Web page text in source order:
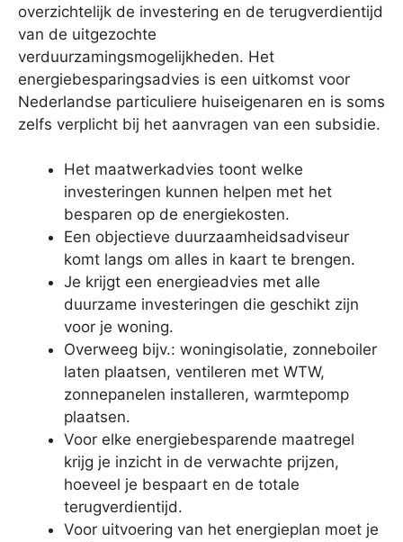
overzichtelijk de investering en de terugverdientijd
van de uitgezochte
verduurzamingsmogelijkheden. Het
energiebesparingsadvies is een uitkomst voor
Nederlandse particuliere huiseigenaren en is soms
zelfs verplicht bij het aanvragen van een subsidie.
Het maatwerkadvies toont welke
investeringen kunnen helpen met het
besparen op de energiekosten.
Een objectieve duurzaamheidsadviseur
komt langs om alles in kaart te brengen.
Je krijgt een energieadvies met alle
duurzame investeringen die geschikt zijn
voor je woning.
Overweeg bijv.: woningisolatie, zonneboiler
laten plaatsen, ventileren met WTW,
zonnepanelen installeren, warmtepomp
plaatsen.
Voor elke energiebesparende maatregel
krijg je inzicht in de verwachte prijzen,
hoeveel je bespaart en de totale
terugverdientijd.
Voor uitvoering van het energieplan moet je